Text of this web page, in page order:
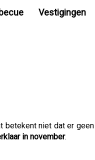
Vestigingen
betekent niet dat er
in november.